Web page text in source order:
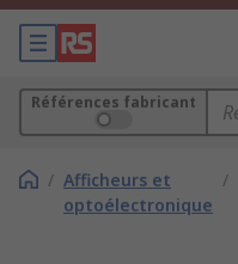
Références fabricant
/ Afficheurs et
optoélectronique
/